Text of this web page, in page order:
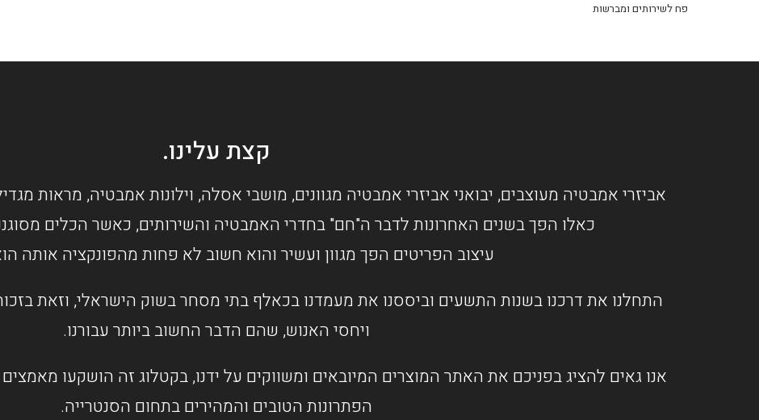
פח לשירותים ומברשות
קצת עלינו.
אביזרי אמבטיה מעוצבים, יבואני אביזרי אמבטיה מגוונים, מושבי אסלה, וילונות אמבטיה, מראות
כאלו הפך בשנים האחרונות לדבר ה"חם" בחדרי האמבטיה והשירותים, כאשר הכלים
עיצוב הפריטים הפך מגוון ועשיר והוא חשוב לא פחות מהפונקציה אותה
התחלנו את דרכנו בשנות התשעים וביססנו את מעמדנו בכאלף בתי מסחר בשוק הישראלי, וזאת
ויחסי האנוש, שהם הדבר החשוב ביותר עבורנו.
אנו גאים להציג בפניכם את האתר המוצרים המיובאים ומשווקים על ידנו, בקטלוג זה הושקעו
הפתרונות הטובים והמהירים בתחום הסנטרייה.